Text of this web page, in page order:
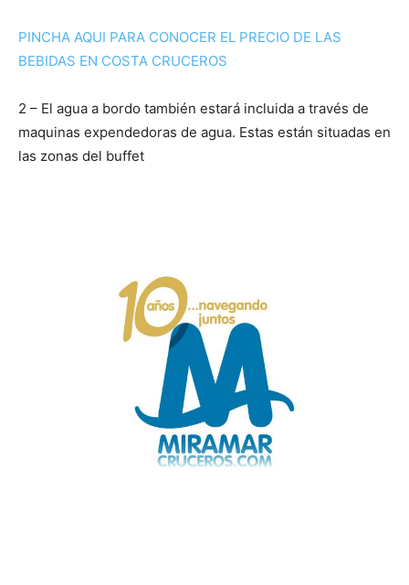
PINCHA AQUI PARA CONOCER EL PRECIO DE LAS
BEBIDAS EN COSTA CRUCEROS
2 – El agua a bordo también estará incluida a través de
maquinas expendedoras de agua. Estas están situadas en
las zonas del buffet